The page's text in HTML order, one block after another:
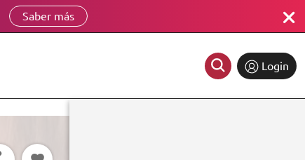
Saber más
Login